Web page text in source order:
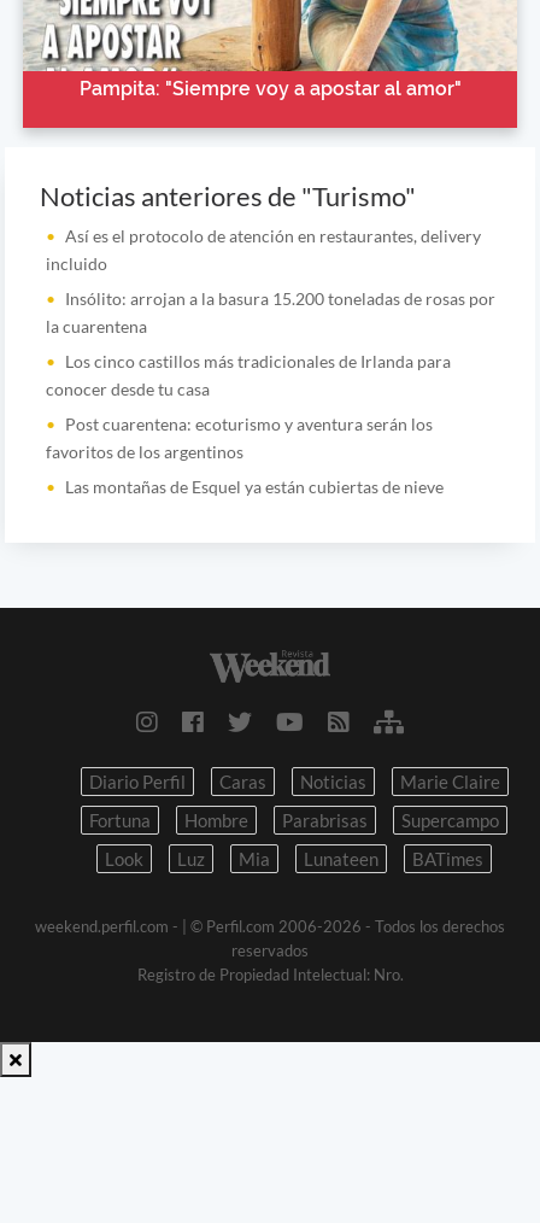
Pampita: "Siempre voy a apostar al amor"
Noticias anteriores de "Turismo"
Así es el protocolo de atención en restaurantes, delivery
incluido
Insólito: arrojan a la basura 15.200 toneladas de rosas por
la cuarentena
Los cinco castillos más tradicionales de Irlanda para
conocer desde tu casa
Post cuarentena: ecoturismo y aventura serán los
favoritos de los argentinos
Las montañas de Esquel ya están cubiertas de nieve
Diario Perfil Caras Noticias
Marie Claire
Fortuna
Hombre Parabrisas
Supercampo
Look
Luz Mia Lunateen BATimes
weekend.perfil.com -
| © Perfil.com 2006-2026 - Todos los derechos
reservados
Registro de Propiedad Intelectual: Nro.